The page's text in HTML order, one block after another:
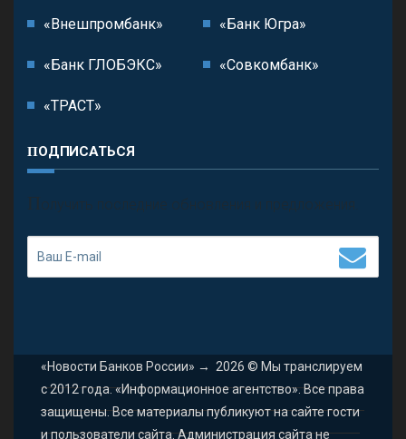
«Внешпромбанк» «Банк Югра»
«Банк ГЛОБЭКС» «Совкомбанк»
«ТРАСТ»
ПОДПИСАТЬСЯ
П олучить последние обновления и предложения.
«Новости Банков России» → 2026 © Мы транслируем
с 2012 года. «Информационное агентство». Все права
защищены. Все материалы публикуют на сайте гости
и пользователи сайта. Администрация сайта не